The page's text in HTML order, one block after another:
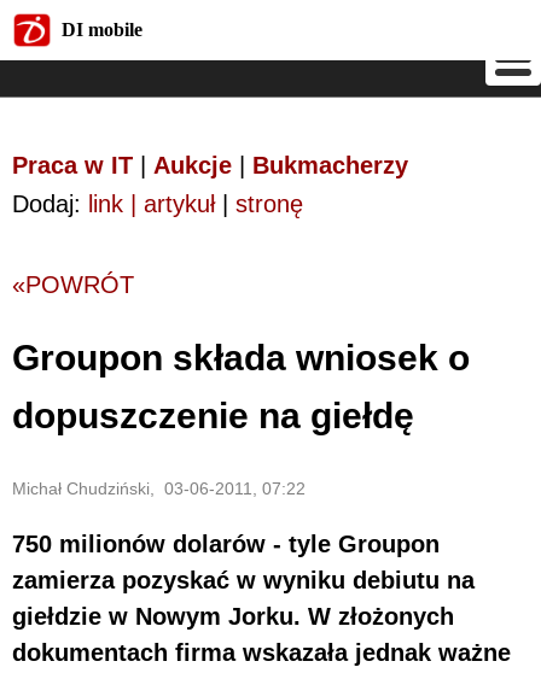
DI mobile
Praca w IT Aukcje
Bukmacherzy
Dodaj: link | artykuł| stronę
«POWRÓT
Groupon składa wniosek o
dopuszczenie na giełdę
Michał Chudziński, 03-06-2011, 07:22
750 milionów dolarów - tyle Groupon
zamierza pozyskać w wyniku debiutu na
giełdzie w Nowym Jorku. W złożonych
dokumentach firma wskazała jednak ważne
DI mobile